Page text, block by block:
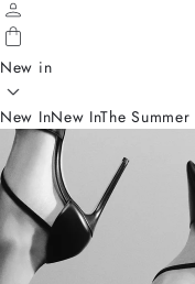
New in
New InNew InThe